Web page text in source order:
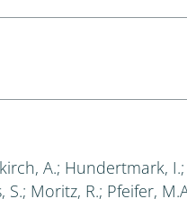
A.; Hundertmark,
Moritz, R.; Pfeifer,